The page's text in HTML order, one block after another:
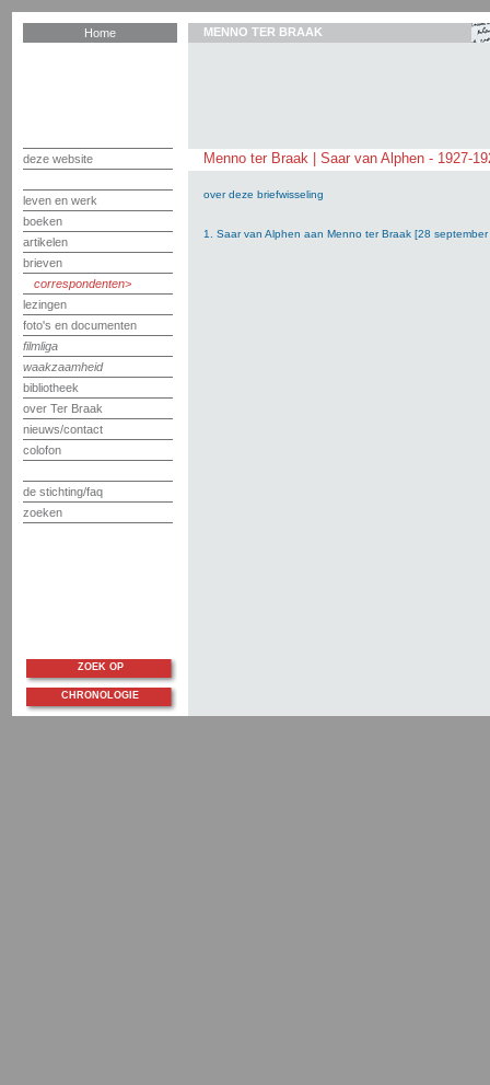
Home
deze website
leven en werk
boeken
artikelen
brieven
correspondenten
lezingen
foto's en documenten
filmliga
waakzaamheid
bibliotheek
over Ter Braak
nieuws/contact
colofon
de stichting/faq
zoeken
MENNO TER BRAAK
Menno ter Braak | Saar van Alphen - 1927-
over deze briefwisseling
1. Saar van Alphen aan Menno ter Braak [28
ZOEK OP
CHRONOLOGIE